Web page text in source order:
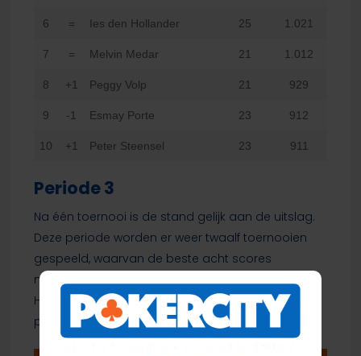
6 = Ies den Hollander 25 1.021
7 = Melvin Medar 21 1.012
8 +1 Peggy Volp 21 929
9 -1 Esmay Porte 23 912
10 +1 Peter Steensel 23 911
Periode 3
Na één toernooi is de stand gelijk aan de uitslag.
Deze periode worden er weer twaalf toernooien
gespeeld, waarvan de beste acht scores
meetellen voor de perioderanking.
Hieronder de actuele top 10 van de
perioderanking: